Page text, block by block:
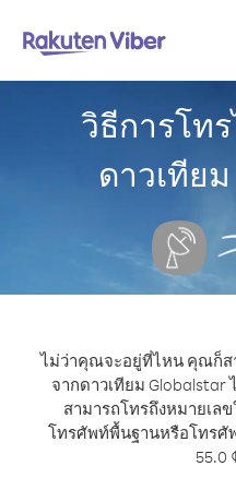
วิธีการโท
ดาวเทีย
ไม่ว่าคุณจะอยู่ที่ไหน คุณก็ส
จากดาวเทียม Globalstar
สามารถโทรถึงหมายเล
โทรศัพท์พื้นฐานหรือโทรศั
55.0